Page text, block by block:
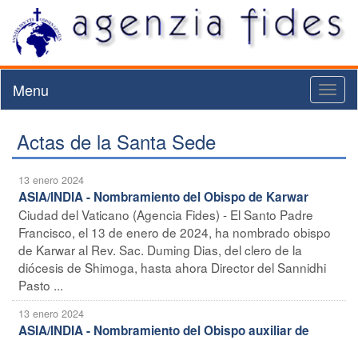
Menu
Actas de la Santa Sede
13 enero 2024
ASIA/INDIA - Nombramiento del Obispo de Karwar
Ciudad del Vaticano (Agencia Fides) - El Santo Padre
Francisco, el 13 de enero de 2024, ha nombrado obispo
de Karwar al Rev. Sac. Duming Dias, del clero de la
diócesis de Shimoga, hasta ahora Director del Sannidhi
Pasto ...
13 enero 2024
ASIA/INDIA - Nombramiento del Obispo auxiliar de